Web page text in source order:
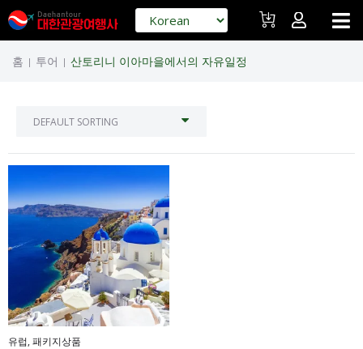
홈 | 투어 | 산토리니 이아마을에서의 자유일정
유럽,패키지상품